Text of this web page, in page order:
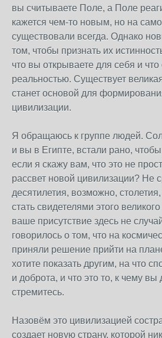
вы считываете Поле, а Поле
кажется чем-то новым, но на
существовали всегда. Однако
том, чтобы признать их
что вы открываете для себя и
реальностью. Существует
станет основой для
цивилизации.
Я обращаюсь к группе людей.
и вы в Египте, встали рано,
если я скажу вам, что это не
рассвет новой цивилизации? Не
десятилетия, возможно,
стать свидетелями этого
ваше присутствие здесь не
говорилось о том, что на
приняли решение прийти на
хотите показать другим, на что
и доброта, и что это то, к чему вы
стремитесь.
Назовём это цивилизацией
создает новую страну, которой